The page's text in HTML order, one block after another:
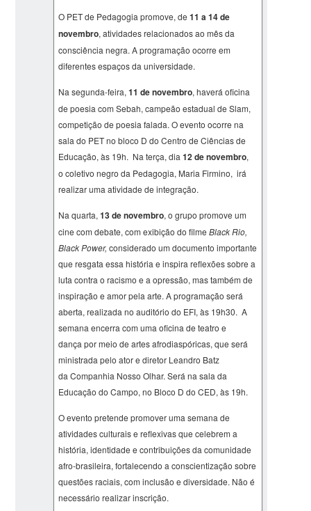
O PET de Pedagogia promove, de11 a 14 de
novembro, atividades relacionados ao mês da
consciência negra. A programação ocorre em
diferentes espaços da universidade.
Na segunda-feira, 11 de novembro, haverá oficina
de poesia com Sebah, campeão estadual de Slam,
competição de poesia falada. O evento ocorre na
sala do PET no bloco D do Centro de Ciências de
Educação, às 19h. Na terça, dia12 de novembro,
o coletivo negro da Pedagogia, Maria Firmino, irá
realizar uma atividade de integração.
Na quarta,13 de novembro, o grupo promove um
cine com debate, com exibição do filmeBlack Rio,
Black Power, considerado um documento importante
que resgata essa história e inspira reflexões sobre a
luta contra o racismo e a opressão, mas também de
inspiração e amor pela arte. A programação será
aberta, realizada no auditório do EFI, às 19h30. A
semana encerra com uma oficina de teatro e
dança por meio de artes afrodiaspóricas, que será
ministrada pelo ator e diretor Leandro Batz
da Companhia Nosso Olhar. Será na sala da
Educação do Campo, no Bloco D do CED, às 19h.
O evento pretende promover uma semana de
atividades culturais e reflexivas que celebrem a
história, identidade e contribuições da comunidade
afro-brasileira, fortalecendo a conscientização sobre
questões raciais, com inclusão e diversidade. Não é
necessário realizar inscrição.